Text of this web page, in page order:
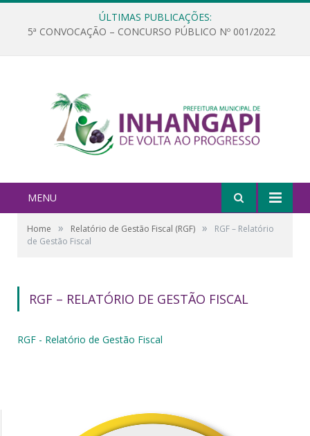
ÚLTIMAS PUBLICAÇÕES:
5ª CONVOCAÇÃO – CONCURSO PÚBLICO Nº 001/2022
MENU
Home » Relatório de Gestão Fiscal (RGF) »
RGF – Relatório
de Gestão Fiscal
RGF – RELATÓRIO DE GESTÃO FISCAL
RGF - Relatório de Gestão Fiscal